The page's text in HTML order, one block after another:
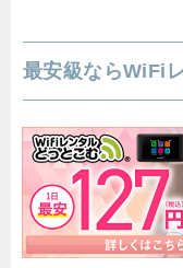
最安級ならWiFi